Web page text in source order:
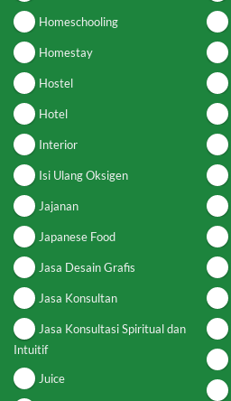
Homeschooling
Homestay
Hostel
Hotel
Interior
Isi Ulang Oksigen
Jajanan
Japanese Food
Jasa Desain Grafis
Jasa Konsultan
Jasa Konsultasi Spiritual dan
Intuitif
Juice